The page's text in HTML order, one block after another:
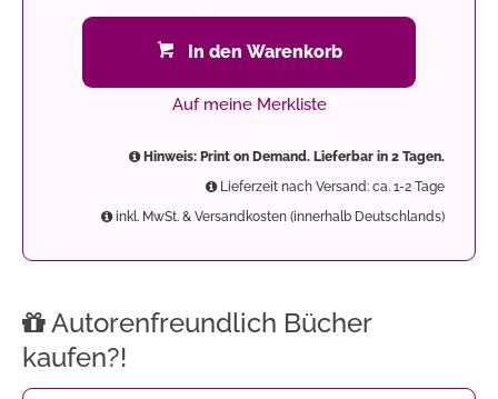
In den Warenkorb
Auf meine Merkliste
Hinweis: Print on Demand. Lieferbar in 2 Tagen.
Lieferzeit nach Versand: ca. 1-2 Tage
inkl. MwSt. & Versandkosten (innerhalb Deutschlands)
Autorenfreundlich Bücher
kaufen?!